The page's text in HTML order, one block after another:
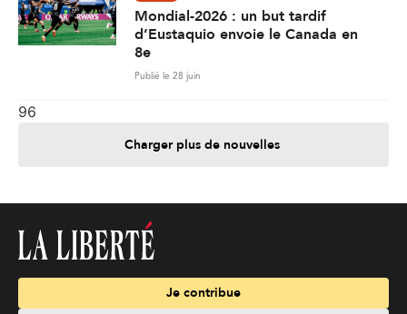
Mondial-2026 : un but tardif
d’Eustaquio envoie le Canada en
8e
Publié le 28 juin
96
Charger plus de nouvelles
Je contribue